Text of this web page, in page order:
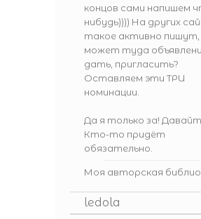
концов сами напишем
нибудь)))) На других
такое активно пишут,
может туда
дать, пригласить?
Оставляем эти ТРИ
номинации.
Да я только за!
Кто-то придёт
обязательно.
Моя авторская
ledola